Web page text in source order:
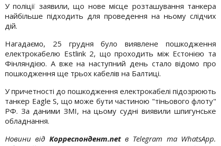
У поліції заявили, що нове місце розташування танкера
найбільше підходить для проведення на ньому слідчих
дій.
Нагадаємо, 25 грудня було виявлене пошкодження
електрокабелю Estlink 2, що проходить між Естонією та
Фінляндією. А вже на наступний день стало відомо про
пошкодження ще трьох кабелів на Балтиці.
У причетності до пошкодження електрокабелі підозрюють
танкер Eagle S, що може бути частиною "тіньового флоту"
РФ. За даними ЗМІ, на цьому судні виявили шпигунське
обладнання.
Новини від Корреспондент.netв Telegram та WhatsApp.